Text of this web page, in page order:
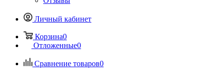
Личный кабинет
Корзина0
Отложенные0
Сравнение товаров0